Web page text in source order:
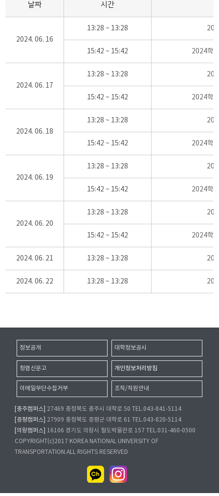
날짜 시간
2024. 06. 16
13:28 ~ 13:28
15:42 ~ 15:42 2024학
2024. 06. 17
13:28 ~ 13:28
15:42 ~ 15:42 2024학
2024. 06. 18
13:28 ~ 13:28
15:42 ~ 15:42 2024학
2024. 06. 19
13:28 ~ 13:28
15:42 ~ 15:42 2024학
2024. 06. 20
13:28 ~ 13:28
15:42 ~ 15:42 2024학
2024. 06. 21 13:28 ~ 13:28
2024. 06. 22 13:28 ~ 13:28
정보공개 대학정보공시
청렴신문고 개인정보처리방침
이메일무단수집거부 조직/직원안내
[충주캠퍼스]
27469 충청북도 충주시 대학로 50 TEL.043-841-5114
[증평캠퍼스]
27909 충청북도 증평군 대학로 61 TEL.043-820-5114
[의왕캠퍼스]
16106 경기도 의왕시 철도박물관로 157 TEL.031-460-0500
COPYRIGHT(c)2017 KOREA NATIONAL UNIVERSITY OF
TRANSPORTATION.ALL RIGHTS RESERVED